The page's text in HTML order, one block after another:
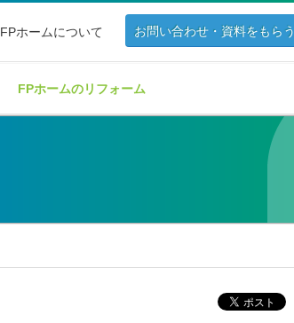
FPホームについて お問い合わせ・資料をもらう
FPホームのリフォーム